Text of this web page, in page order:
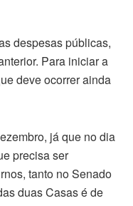
despesas públicas,
Para iniciar a
deve ocorrer ainda
já que no dia
precisa ser
tanto no Senado
duas Casas é de